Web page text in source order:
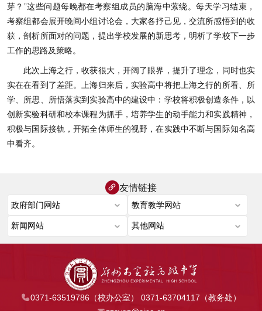
芽？”这些问题每晚都在考察组成员的脑海中萦绕。每天学习结束，
考察组都会展开晚间小组讨论会，大家各抒己见，交流所感悟到的收
获，剖析所面对的问题，提出学校发展的新思考，明析了学校下一步
工作的思路及策略。
此次上海之行，收获很大，开阔了眼界，提升了理念，同时也实
实在在看到了差距。上海归来后，实验高中将把上海之行的所看、所
学、所思、所悟落实到实验高中的建设中：学校将积极创造条件，以
创新实验科研和校本课程为抓手，培养学生的动手能力和实践精神，
积极与国际接轨，开拓全体师生的视野，在实践中不断与国际知名高
中看齐。
友情链接
0371-63519786（校办公室） 0371-63704117（教务处）